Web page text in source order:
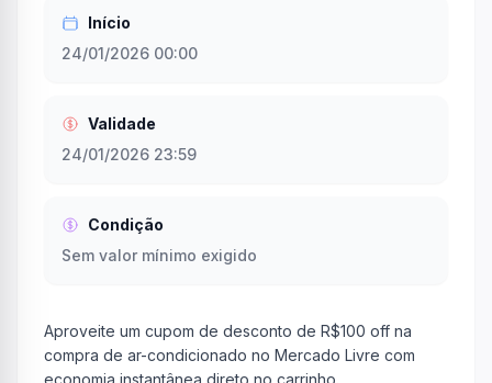
Início
24/01/2026 00:00
Validade
24/01/2026 23:59
Condição
Sem valor mínimo exigido
Aproveite um cupom de desconto de R$100 off na
compra de ar-condicionado no Mercado Livre com
economia instantânea direto no carrinho.